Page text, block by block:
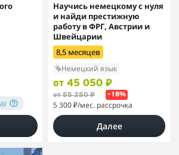
Научись немецкому с нуля
и найди престижную
работу в ФРГ, Австрии и
Швейцарии
8,5 месяцев
Немецкий язык
от 45 050 ₽
от 55 250 ₽ –18%
5 300 ₽/мес. рассрочка
Далее